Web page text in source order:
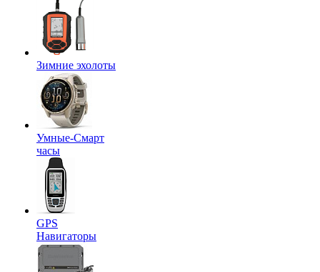
Зимние эхолоты
Умные-Смарт
часы
GPS
Навигаторы